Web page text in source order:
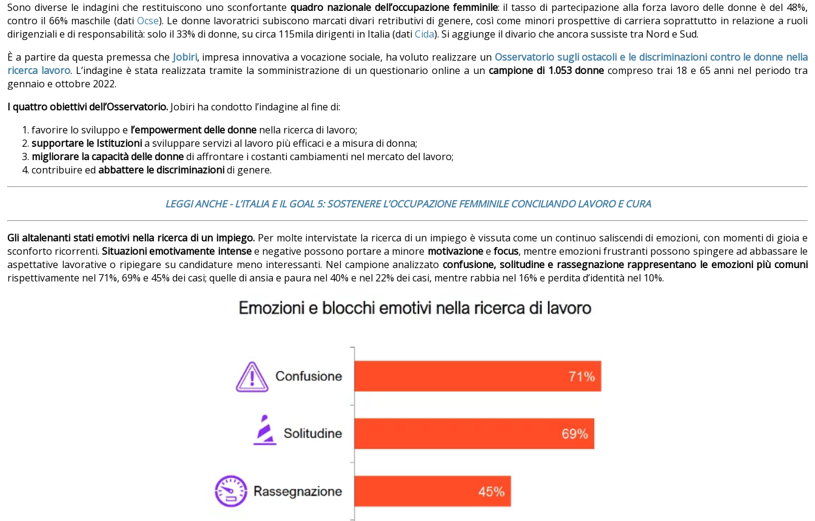
Sono diverse le indagini che restituiscono uno sconfortante quadro nazionale dell’occupazione femminile: il tasso di partecipazione alla forza lavoro delle donne è del 48%,
contro il 66% maschile (dati Ocse). Le donne lavoratrici subiscono marcati divari retributivi di genere, così come minori prospettive di carriera soprattutto in relazione a ruoli
dirigenziali e di responsabilità: solo il 33% di donne, su circa 115mila dirigenti in Italia (dati Cida). Si aggiunge il divario che ancora sussiste tra Nord e Sud.
È a partire da questa premessa che Jobiri, impresa innovativa a vocazione sociale, ha voluto realizzare un Osservatorio sugli ostacoli e le discriminazioni contro le donne nella
ricerca lavoro. L’indagine è stata realizzata tramite la somministrazione di un questionario online a un campione di 1.053 donne compreso trai 18 e 65 anni nel periodo tra
gennaio e ottobre 2022.
I quattro obiettivi dell’Osservatorio. Jobiri ha condotto l’indagine al fine di:
favorire lo sviluppo e l’empowerment delle donne nella ricerca di lavoro;
supportare le Istituzionia sviluppare servizi al lavoro più efficaci e a misura di donna;
migliorare la capacità delle donnedi affrontare i costanti cambiamenti nel mercato del lavoro;
contribuire ed abbattere le discriminazionidi genere.
LEGGI ANCHE - L’ITALIA E IL GOAL 5: SOSTENERE L’OCCUPAZIONE FEMMINILE CONCILIANDO LAVORO E CURA
Gli altalenanti stati emotivi nella ricerca di un impiego. Per molte intervistate la ricerca di un impiego è vissuta come un continuo saliscendi di emozioni, con momenti di gioia e
sconforto ricorrenti.Situazioni emotivamente intensee negative possono portare a minore motivazionee focus, mentre emozioni frustranti possono spingere ad abbassare le
aspettative lavorative o ripiegare su candidature meno interessanti. Nel campione analizzato confusione, solitudine e rassegnazione rappresentano le emozioni più comuni
rispettivamente nel 71%, 69% e 45% dei casi; quelle di ansia e paura nel 40% e nel 22% dei casi, mentre rabbia nel 16% e perdita d’identità nel 10%.